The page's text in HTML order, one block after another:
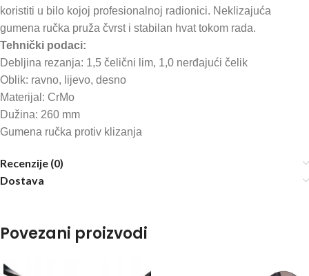
koristiti u bilo kojoj profesionalnoj radionici. Neklizajuća
gumena ručka pruža čvrst i stabilan hvat tokom rada.
Tehnički podaci:
Debljina rezanja: 1,5 čelični lim, 1,0 nerđajući čelik
Oblik: ravno, lijevo, desno
Materijal: CrMo
Dužina: 260 mm
Gumena ručka protiv klizanja
Recenzije (0)
Dostava
Povezani proizvodi